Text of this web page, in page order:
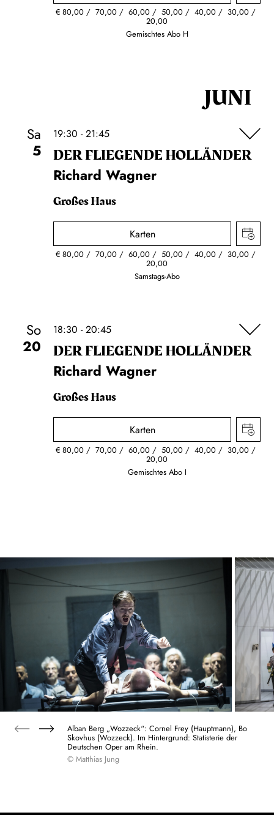
€80,00 70,00 60,00 50,00 40,00 30,00
20,00
Gemischtes Abo H
JUNI
Sa
5
19:30 - 21:45
DER FLIE­GEN­DE HOL­LÄN­DER
Richard Wagner
Großes Haus
Karten
€80,00 70,00 60,00 50,00 40,00 30,00
20,00
Samstags-Abo
So
20
18:30 - 20:45
DER FLIE­GEN­DE HOL­LÄN­DER
Richard Wagner
Großes Haus
Karten
€80,00 70,00 60,00 50,00 40,00 30,00
20,00
Gemischtes Abo I
Alban Berg „Wozzeck“: Cornel Frey (Hauptmann), Bo
Skovhus (Wozzeck). Im Hintergrund: Statisterie der
Deutschen Oper am Rhein.
© Matthias Jung